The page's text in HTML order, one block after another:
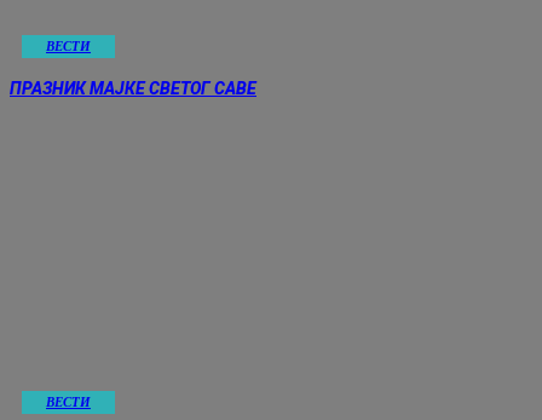
ВЕСТИ
ПРАЗНИК МАЈКЕ СВЕТОГ САВЕ
ВЕСТИ